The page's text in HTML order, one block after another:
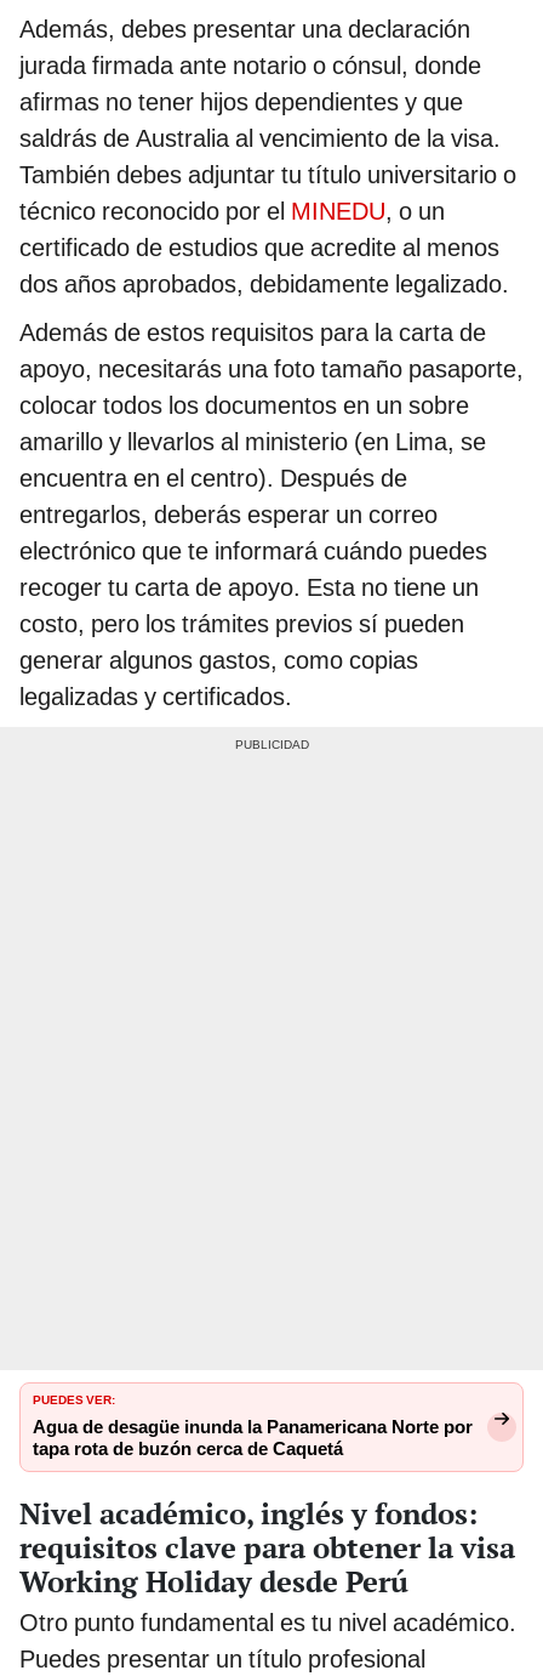
Además, debes presentar una declaración
jurada firmada ante notario o cónsul, donde
afirmas no tener hijos dependientes y que
saldrás de Australia al vencimiento de la visa.
También debes adjuntar tu título universitario o
técnico reconocido por el MINEDU, o un
certificado de estudios que acredite al menos
dos años aprobados, debidamente legalizado.
Además de estos requisitos para la carta de
apoyo, necesitarás una foto tamaño pasaporte,
colocar todos los documentos en un sobre
amarillo y llevarlos al ministerio (en Lima, se
encuentra en el centro). Después de
entregarlos, deberás esperar un correo
electrónico que te informará cuándo puedes
recoger tu carta de apoyo. Esta no tiene un
costo, pero los trámites previos sí pueden
generar algunos gastos, como copias
legalizadas y certificados.
PUEDES VER:
Agua de desagüe inunda la Panamericana Norte por
tapa rota de buzón cerca de Caquetá
Nivel académico, inglés y fondos:
requisitos clave para obtener la visa
Working Holiday desde Perú
Otro punto fundamental es tu nivel académico.
Puedes presentar un título profesional